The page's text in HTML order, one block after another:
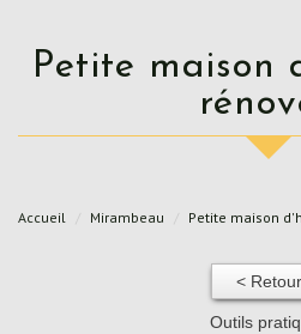
Petite maison d'habitation
Accueil Mirambeau Petite maison
< Retour
Outils